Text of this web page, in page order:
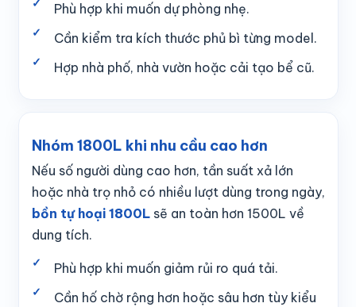
Phù hợp khi muốn dự phòng nhẹ.
Cần kiểm tra kích thước phủ bì từng model.
Hợp nhà phố, nhà vườn hoặc cải tạo bể cũ.
Nhóm 1800L khi nhu cầu cao hơn
Nếu số người dùng cao hơn, tần suất xả lớn
hoặc nhà trọ nhỏ có nhiều lượt dùng trong ngày,
bồn tự hoại 1800Lsẽ an toàn hơn 1500L về
dung tích.
Phù hợp khi muốn giảm rủi ro quá tải.
Cần hố chờ rộng hơn hoặc sâu hơn tùy kiểu